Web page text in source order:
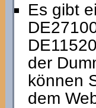
Es gibt
der
können
dem